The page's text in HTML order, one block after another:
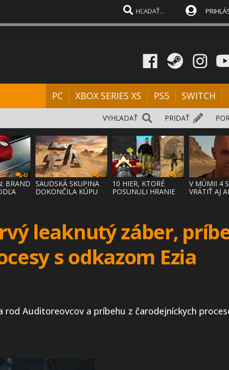
PC XBOX SERIES XS PS5 SWITCH
PRIDAŤ
VYHĽADAŤ
43
BRAND
48
SAUDSKÁ SKUPINA
DOKONČILA KÚPU
28
10 HIER, KTORÉ
POSUNULI HRANIE
V MÚMII 4
VRÁTIŤ AJ
leaknutý záber,
s odkazom Ezia
rod Auditoreovcov a príbehu z čarodejníckych